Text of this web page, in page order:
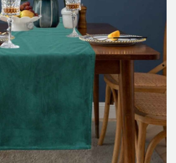
TIỂU CẢNH CÂY GIẢ
KHĂN TRẢI BÀN